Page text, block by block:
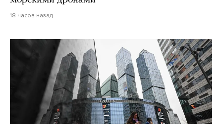
18 часов назад